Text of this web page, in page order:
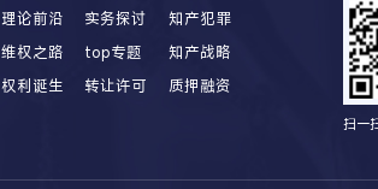
理论前沿 实务探讨
知产犯罪
维权之路 top专题
知产战略
权利诞生 转让许可
质押融资
扫一